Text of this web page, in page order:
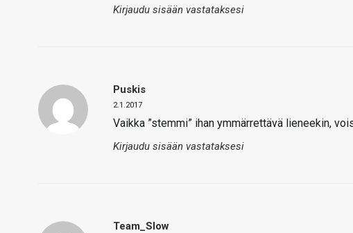
Kirjaudu sisään vastataksesi
Puskis
2.1.2017
Vaikka ”stemmi” ihan ymmärrettävä lieneekin,
Kirjaudu sisään vastataksesi
Team_Slow